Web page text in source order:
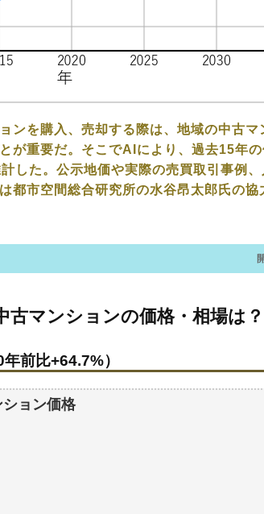
ンを購入、売却する際は、地域の中古マ
が重要だ。そこでAIにより、過去15年
した。公示地価や実際の売買取引事例、
都市空間総合研究所の水谷昂太郎氏の協
年前比+64.7%）
なる？
ョンの過去の売買事例
討しよう
える？
古マンションの価格・相場は？
前比+64.7%）
ョン価格